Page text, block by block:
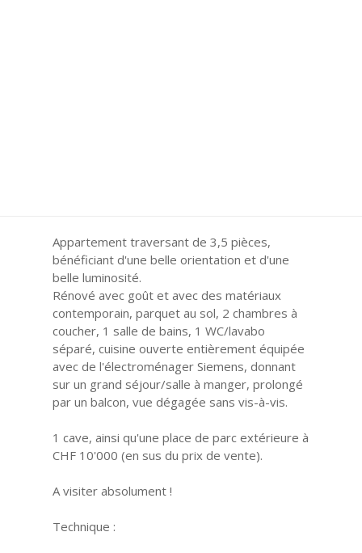
Appartement traversant de 3,5 pièces,
bénéficiant d'une belle orientation et d'une
belle luminosité.
Rénové avec goût et avec des matériaux
contemporain, parquet au sol, 2 chambres à
coucher, 1 salle de bains, 1 WC/lavabo
séparé, cuisine ouverte entièrement équipée
avec de l'électroménager Siemens, donnant
sur un grand séjour/salle à manger, prolongé
par un balcon, vue dégagée sans vis-à-vis.
1 cave, ainsi qu'une place de parc extérieure à
CHF 10'000 (en sus du prix de vente).
A visiter absolument !
Technique :